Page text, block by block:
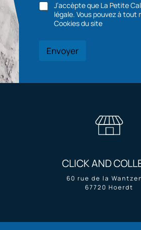
J’accèpte que La Petite
légale. Vous pouvez à tout moment demander la suppression de vos données via la page
Cookies du site
Envoyer
CLICK AND
60 rue de la
67720 Hoerdt